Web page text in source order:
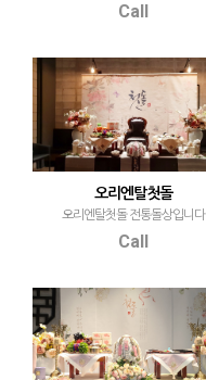
Call
오리엔탈첫돌
오리엔탈첫돌 전통돌상입니다
Call